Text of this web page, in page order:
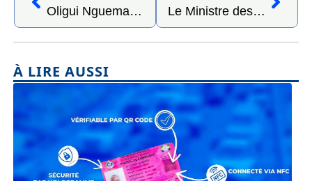
Oligui Nguema décoré du Grand Collier de l’Ordre de Malte : un honneur au service de la paix et de la fraternité Le Ministre des Eaux et Forêts en visite sur les sites d’Olam Palm Gabon à Mouila : un partenariat fort au service du développement durable
À LIRE AUSSI